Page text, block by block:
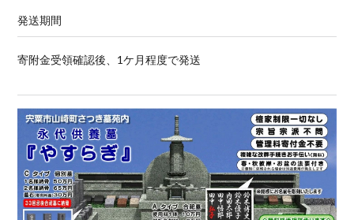
発送期間
寄附金受領確認後、1ケ月程度で発送